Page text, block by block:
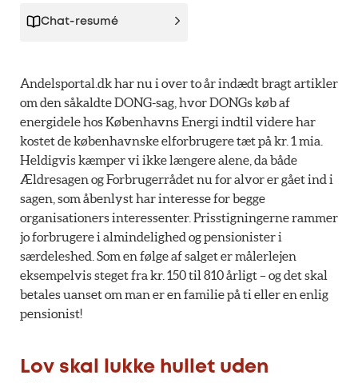
Chat-resumé
Andelsportal.dk har nu i over to år indædt bragt artikler
om den såkaldte DONG-sag, hvor DONGs køb af
energidele hos Københavns Energi indtil videre har
kostet de københavnske elforbrugere tæt på kr. 1 mia.
Heldigvis kæmper vi ikke længere alene, da både
Ældresagen og Forbrugerrådet nu for alvor er gået ind i
sagen, som åbenlyst har interesse for begge
organisationers interessenter. Prisstigningerne rammer
jo forbrugere i almindelighed og pensionister i
særdeleshed. Som en følge af salget er målerlejen
eksempelvis steget fra kr. 150 til 810 årligt – og det skal
betales uanset om man er en familie på ti eller en enlig
pensionist!
Lov skal lukke hullet uden